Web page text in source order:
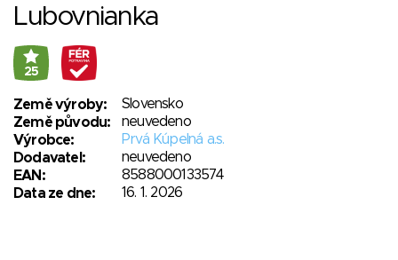
Lubovnianka
25
Země výroby:
Slovensko
Země původu:
neuvedeno
Výrobce:
Prvá Kúpelná a.s.
Dodavatel:
neuvedeno
EAN:
8588000133574
Data ze dne:
16. 1. 2026